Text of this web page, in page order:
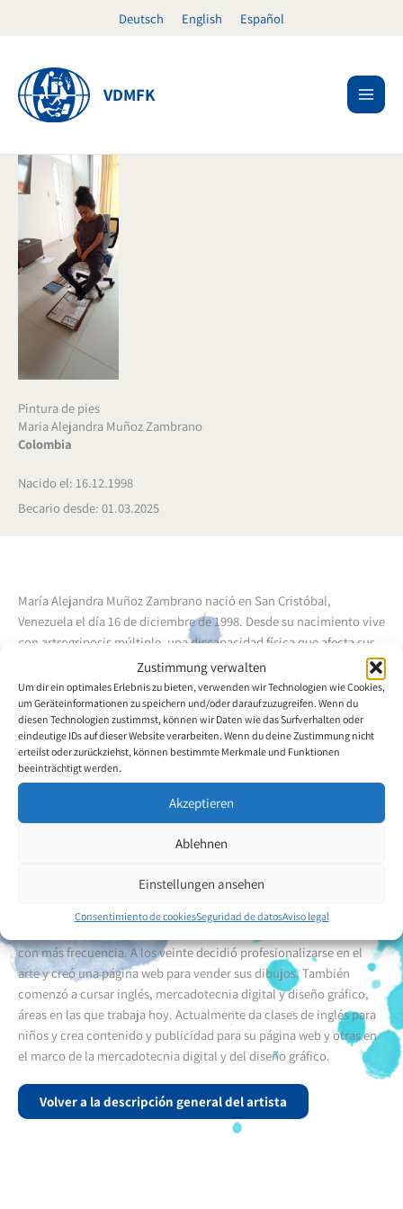
Zustimmung verwalten
Um dir ein optimales Erlebnis zu bieten, verwenden wir Technologien wie Cookies,
um Geräteinformationen zu speichern und/oder darauf zuzugreifen. Wenn du
diesen Technologien zustimmst, können wir Daten wie das Surfverhalten oder
eindeutige IDs auf dieser Website verarbeiten. Wenn du deine Zustimmung nicht
erteilst oder zurückziehst, können bestimmte Merkmale und Funktionen
beeinträchtigt werden.
Akzeptieren
Ablehnen
Einstellungen ansehen
Consentimiento de cookiesSeguridad de datosAviso legal
Deutsch English Español
VDMFK
Pintura de pies
Maria Alejandra Muñoz Zambrano
Colombia
Nacido el: 16.12.1998
Becario desde: 01.03.2025
María Alejandra Muñoz Zambrano nació en San Cristóbal,
Venezuela el día 16 de diciembre de 1998. Desde su nacimiento vive
con artrogriposis múltiple, una discapacidad física que afecta sus
articulaciones. Dado que sus padres biológicos no querían
cuidarla, se crio con su abuela materna. Es la más joven de una
hermana biológica y cinco hermanos de acogida. Se graduó a la
edad de 16 años en el Liceo Musical Cipriano Castro. A los 19 años
obtuvo la nacionalidad colombiana y se mudó a Cúcuta, Norte de
Santander, Colombia. Debido a su discapacidad, ya de pequeña
María Alejandra Muñoz Zambrano aprendió a hacer cosas con su
boca y sus pies. Pronto mostró gran interés en la música y a la edad
de ocho años comenzó a tocar el piano. Daba conciertos en
distintos barrios de San Cristóbal. A la edad de nueve años pasó a
cantaba durante tres años. Aparte de la música, también desarrolló
un talento para el arte digital. A los 16 años comenzó a hacer
con más frecuencia. A los veinte decidió profesionalizarse en el
arte y creó una página web para vender sus dibujos. También
comenzó a cursar inglés, mercadotecnia digital y diseño gráfico,
áreas en las que trabaja hoy. Actualmente da clases de inglés para
niños y crea contenido y publicidad para su página web y otras en
el marco de la mercadotecnia digital y del diseño gráfico.
Volver a la descripción general del artista